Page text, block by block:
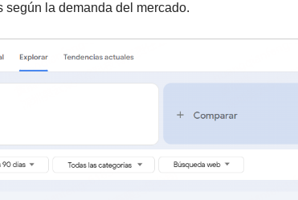
según la demanda del mercado.